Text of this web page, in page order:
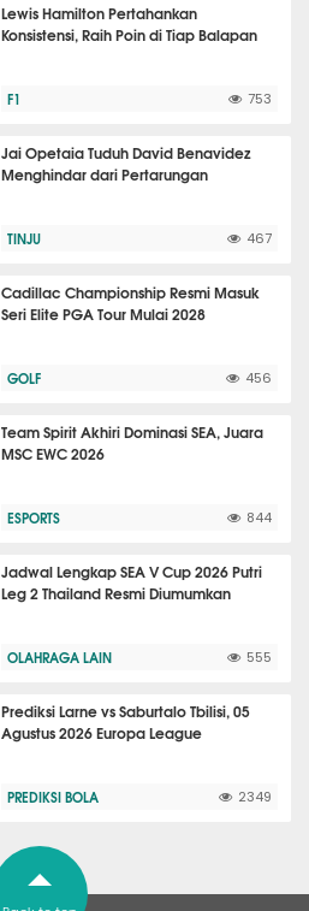
Lewis Hamilton Pertahankan
Konsistensi, Raih Poin di Tiap Balapan
F1 753
Jai Opetaia Tuduh David Benavidez
Menghindar dari Pertarungan
TINJU 467
Cadillac Championship Resmi Masuk
Seri Elite PGA Tour Mulai 2028
GOLF 456
Team Spirit Akhiri Dominasi SEA, Juara
MSC EWC 2026
ESPORTS 844
Jadwal Lengkap SEA V Cup 2026 Putri
Leg 2 Thailand Resmi Diumumkan
OLAHRAGA LAIN 555
Prediksi Larne vs Saburtalo Tbilisi, 05
Agustus 2026 Europa League
PREDIKSI BOLA 2349